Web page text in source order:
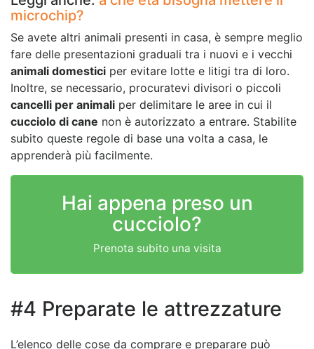
microchip?
Se avete altri animali presenti in casa, è sempre meglio
fare delle presentazioni graduali tra i nuovi e i vecchi
animali domestici per evitare lotte e litigi tra di loro.
Inoltre, se necessario, procuratevi divisori o piccoli
cancelli per animali per delimitare le aree in cui il
cucciolo di cane non è autorizzato a entrare. Stabilite
subito queste regole di base una volta a casa, le
apprenderà più facilmente.
Hai appena preso un
cucciolo?
Prenota subito una visita
#4 Preparate le attrezzature
L’elenco delle cose da comprare e preparare può